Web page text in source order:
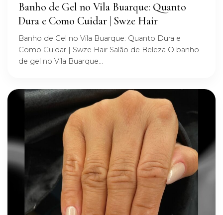
Banho de Gel no Vila Buarque: Quanto
Dura e Como Cuidar | Swze Hair
Banho de Gel no Vila Buarque: Quanto Dura e
Como Cuidar | Swze Hair Salão de Beleza O banho
de gel no Vila Buarque...